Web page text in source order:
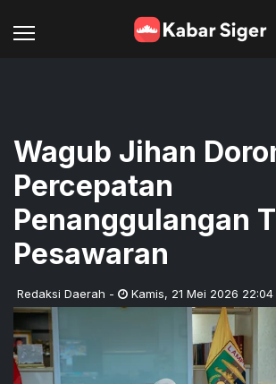
Wagub Jihan
Percepatan
Penanggulangan
Pesawaran
Redaksi Daerah - Kamis, 21 Mei 2026 22:04